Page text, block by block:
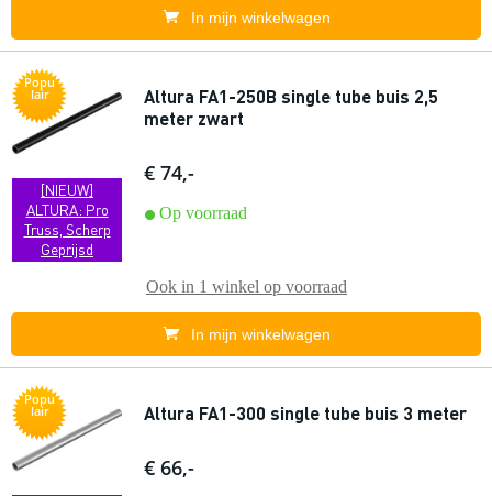
In mijn winkelwagen
Popu
lair
[NIEUW]
ALTURA: Pro
Truss, Scherp
Geprijsd
Altura FA1-250B single tube buis 2,5
meter zwart
€ 74,-
Op voorraad
Ook in 1 winkel op voorraad
In mijn winkelwagen
Popu
lair Altura FA1-300 single tube buis 3 meter
€ 66,-